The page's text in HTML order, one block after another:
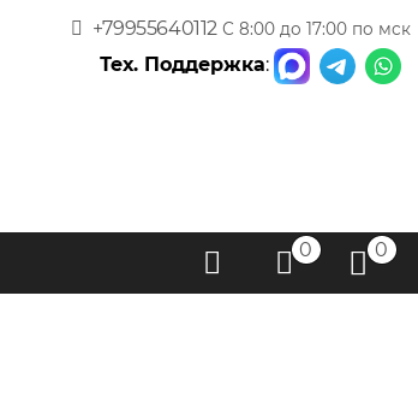
+79955640112 С 8:00 до 17:00 по мск
Тех. Поддержка:
0 0